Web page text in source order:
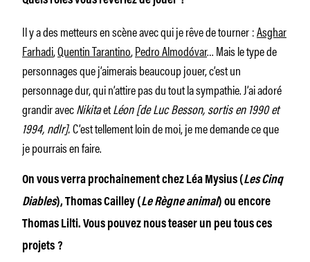
Il y a des metteurs en scène avec qui je rêve de tourner :Asghar
Farhadi,Quentin Tarantino,Pedro Almodóvar… Mais le type de
personnages que j’aimerais beaucoup jouer, c’est un
personnage dur, qui n’attire pas du tout la sympathie. J’ai adoré
grandir avecNikitaetLéon [de Luc Besson, sortis en 1990 et
1994, ndlr].C’est tellement loin de moi, je me demande ce que
je pourrais en faire.
On vous verra prochainement chez Léa Mysius (Les Cinq
Diables), Thomas Cailley (Le Règne animal) ou encore
Thomas Lilti. Vous pouvez nous teaser un peu tous ces
projets ?